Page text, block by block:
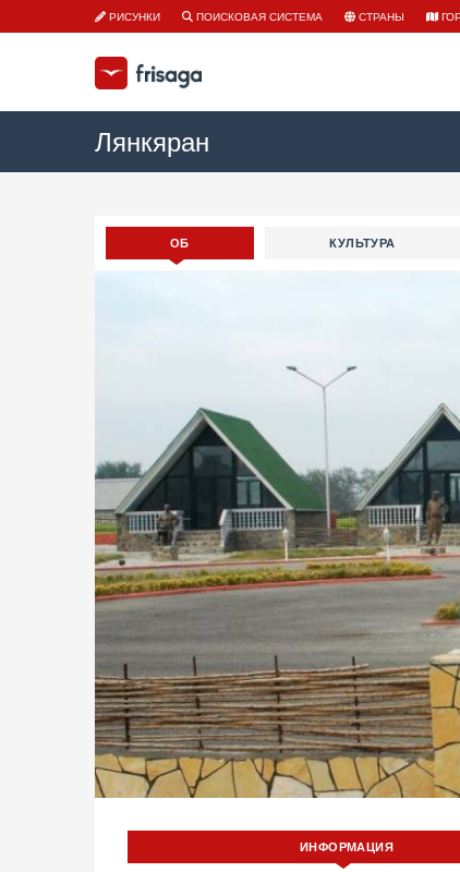
РИСУНКИ ПОИСКОВАЯ СИСТЕМА СТРАНЫ
Лянкяран
ОБ КУЛЬТУРА
ИНФОРМАЦИЯ